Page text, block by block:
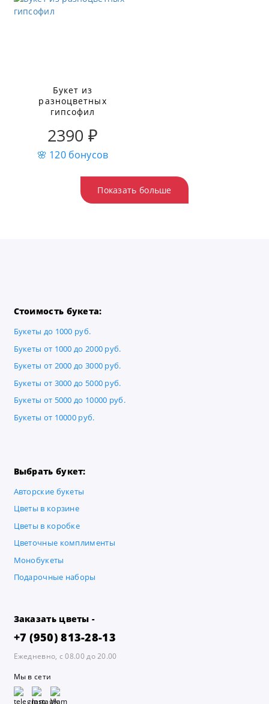
Букет из
разноцветных
гипсофил
2390 ₽
🌸 120 бонусов
Показать больше
Стоимость букета:
Букеты до 1000 руб.
Букеты от 1000 до 2000 руб.
Букеты от 2000 до 3000 руб.
Букеты от 3000 до 5000 руб.
Букеты от 5000 до 10000 руб.
Букеты от 10000 руб.
Выбрать букет:
Авторские букеты
Цветы в корзине
Цветы в коробке
Цветочные комплименты
Монобукеты
Подарочные наборы
Заказать цветы -
+7 (950) 813-28-13
Ежедневно, с 08.00 до 20.00
Мы в сети